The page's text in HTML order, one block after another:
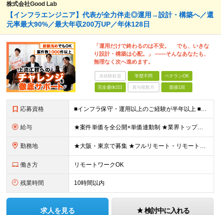
株式会社Good Lab
【インフラエンジニア】代表が全力伴走◎運用→設計・構築へ／還
元率最大90%／最大年収200万UP／年休128日
「運用だけで終わるのは不安。 でも、いきな
り設計・構築は心配。」 ——そんなあなたも、
無理なく次へ進めます。
未経験歓迎 学歴不問 ベテランOK
完全週休2日 賞与複数月 面接1回
応募資格 ■インフラ保守・運用以上のご経験が半年以上 ■学歴不問/ブランクOK ※運用・保守／テスター／デバッガー／キッティングのみの経験でもOKです。 《 こんな気持ちがあれば、まず話しましょう！ 》 ・
給与 ★案件単価を全公開×単価連動制 ★業界トップクラスの還元率（75％～90％） ★年収200万円UPの実績あり！ 月給35～85万円（固定残業代含む）＋賞与年1回＋各種手当 ※固定残業代は、時間外労働
勤務地 ★大阪・東京で募集 ★フルリモート・リモートワークOK ★出社派も大歓迎！駅チカオフィスで通勤ラクラク ★会社都合の転勤なし ■大阪本社 大阪府大阪市北区西天満5丁目16-3 西天満ファイブビル 6
働き方 リモートワークOK
残業時間 10時間以内
求人を見る 検討中に入れる